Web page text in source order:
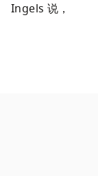
Ingels 说，